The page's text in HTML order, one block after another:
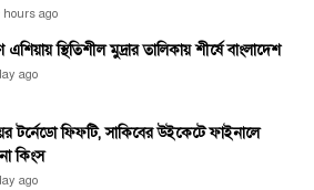
hours ago
এশিয়ায় স্থিতিশীল মুদ্রার তালিকায় শীর্ষে বাংলাদেশ
ago
টর্নেডো ফিফটি, সাকিবের উইকেটে ফাইনালে
কিংস
ago